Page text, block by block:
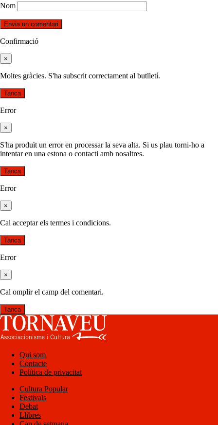
Nom
Confirmació
×
Moltes gràcies. S'ha subscrit correctament al butlletí.
Tanca
Error
×
S'ha produït un error en processar la seva alta. Si us plau torni-ho a
intentar en una estona o contacti amb nosaltres.
Tanca
Error
×
Cal acceptar els termes i condicions.
Tanca
Error
×
Cal omplir el camp del comentari.
Tanca
Qui som
Contacte
Política de privacitat
Cultura Popular
Festivals
Debat
Llibres